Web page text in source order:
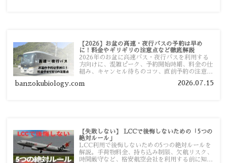
【2026】お盆の高速・夜行バスの予約は早め
に！料金やギリギリの注意点など徹底解説
2026年のお盆に高速バス・夜行バスを利用する
方向けに、混雑ピーク、予約開始時期、料金の仕
組み、キャンセル待ちのコツ、直前予約の注意点
banzokubiology.com 2026.07.15
【失敗しない】 LCCで後悔しないための「5つの
絶対ルール」
LCC利用で後悔しないための5つの絶対ルールを
解説。手荷物料金、持ち込み制限、欠航リスク、
時間厳守など、格安航空会社を利用する前に知っ